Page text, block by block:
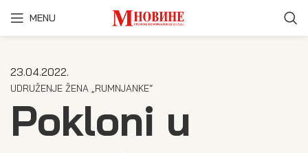
MENU
23.04.2022.
UDRUŽENJE ŽENA „RUMNJANKE“
Pokloni u